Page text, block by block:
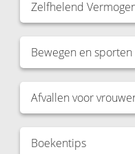
Zelfhelend
Bewegen en sporten
Afvallen voor
Boekentips